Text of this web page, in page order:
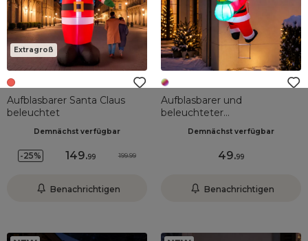
Extragroß
Aufblasbarer Santa Claus
beleuchtet
Demnächst verfügbar
-25% 149.99 199.99
Benachrichtigen
Aufblasbarer und
beleuchteter
Außenbereich (H122 cm)
Abstieg an Seilleiter
Demnächst verfügbar
49.99
Benachrichtigen